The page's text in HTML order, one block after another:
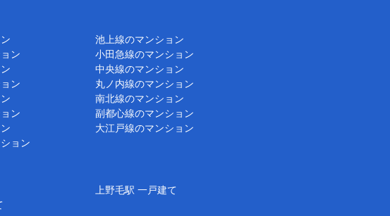
池上線のマンション
ン
小田急線のマンション
中央線のマンション
ン
丸ノ内線のマンション
南北線のマンション
ン
副都心線のマンション
大江戸線のマンション
ョン
上野毛駅 一戸建て